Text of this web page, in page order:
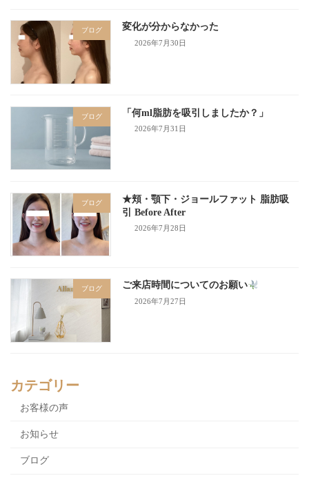
ブログ 変化が分からなかった
2026年7月30日
ブログ 「何ml脂肪を吸引しましたか？」
2026年7月31日
ブログ
★頬・顎下・ジョールファット 脂肪吸
引 Before After
2026年7月28日
ブログ ご来店時間についてのお願い
2026年7月27日
カテゴリー
お客様の声
お知らせ
ブログ